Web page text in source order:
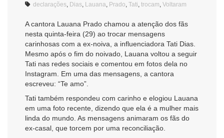
declarações Dias Lauana Prado Tati trocam Voltaram
A cantora Lauana Prado chamou a atenção dos fãs
nesta quinta-feira (29) ao trocar mensagens
carinhosas com a ex-noiva, a influenciadora Tati Dias.
Mesmo após o fim do noivado, Lauana voltou a seguir
Tati nas redes sociais e comentou em fotos dela no
Instagram. Em uma das mensagens, a cantora
escreveu: “Te amo”.
Tati também respondeu com carinho e elogiou Lauana
em uma foto recente, dizendo que ela é a mulher mais
linda do mundo. As mensagens animaram os fãs do
ex-casal, que torcem por uma reconciliação.